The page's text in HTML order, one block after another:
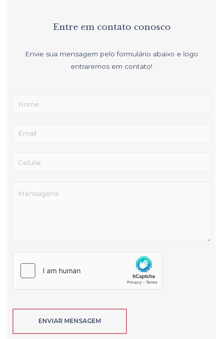
Entre em contato conosco
Envie sua mensagem pelo formulário abaixo e logo
entraremos em contato!
ENVIAR MENSAGEM